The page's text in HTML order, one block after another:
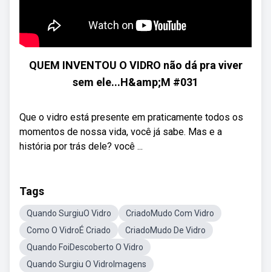
QUEM INVENTOU O VIDRO não dá pra viver
sem ele...H&amp;M #031
Que o vidro está presente em praticamente todos os
momentos de nossa vida, você já sabe. Mas e a
história por trás dele? você ...
Tags
Quando SurgiuO Vidro
CriadoMudo Com Vidro
Como O VidroÉ Criado
CriadoMudo De Vidro
Quando FoiDescoberto O Vidro
Quando Surgiu O VidroImagens